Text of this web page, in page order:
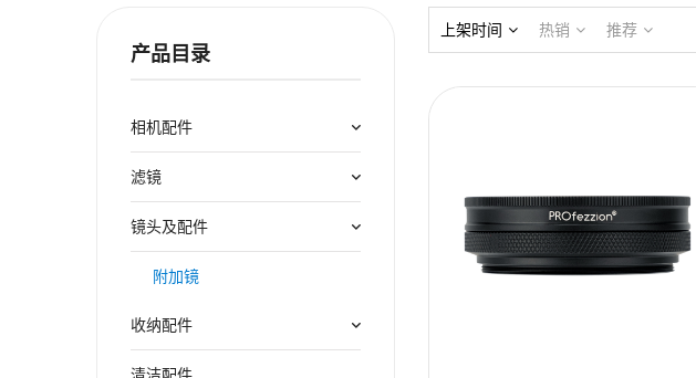
产品目录
相机配件
滤镜
镜头及配件
附加镜
收纳配件
上架时间 热销 推荐